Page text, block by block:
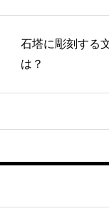
石塔に彫刻する
は？